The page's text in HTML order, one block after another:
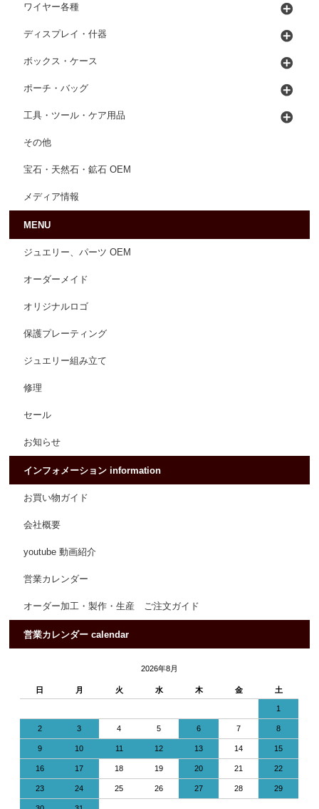
ワイヤー各種
ディスプレイ・什器
ボックス・ケース
ポーチ・バッグ
工具・ツール・ケア用品
その他
宝石・天然石・鉱石 OEM
メディア情報
MENU
ジュエリー、パーツ OEM
オーダーメイド
オリジナルロゴ
保護プレーティング
ジュエリー組み立て
修理
セール
お知らせ
インフォメーション information
お買い物ガイド
会社概要
youtube 動画紹介
営業カレンダー
オーダー加工・製作・生産 ご注文ガイド
営業カレンダー calendar
2026年8月
日 月 火 水 木 金 土
1
2 3 4 5 6 7 8
9 10 11 12 13 14 15
16 17 18 19 20 21 22
23 24 25 26 27 28 29